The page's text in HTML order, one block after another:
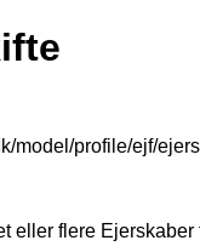
model/profile/ejf/
eller flere